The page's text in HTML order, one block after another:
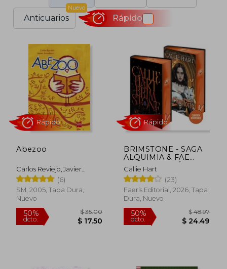
Anticuarios
Nuevo
Rápido
Abezoo
Carlos Reviejo,Javier
Aramburu
(6)
SM, 2005, Tapa Dura,
Nuevo
Rápido
BRIMSTONE - SAGA
ALQUIMIA & FAE
VOL. 2 (EDICIÓN EN
TAPA DURA Y
CANTOS TINTADOS)
Callie Hart
(23)
Faeris Editorial, 2026, Tapa
Dura, Nuevo
Rápido